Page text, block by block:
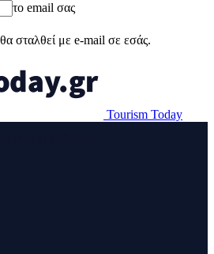
το email σας
σταλθεί με e-mail σε εσάς.
Tourism Today